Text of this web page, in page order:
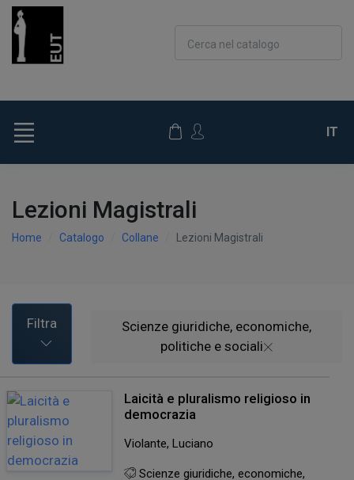
Cerca nel catalogo
IT
Lezioni Magistrali
Home Catalogo Collane Lezioni Magistrali
Filtra
Scienze giuridiche, economiche,
politiche e sociali
Laicità e pluralismo religioso in
democrazia
Violante, Luciano
Scienze giuridiche, economiche,